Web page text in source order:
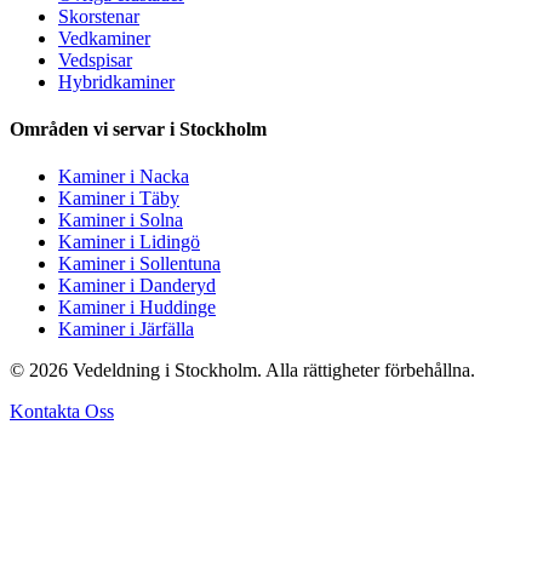
Skorstenar
Vedkaminer
Vedspisar
Hybridkaminer
Områden vi servar i Stockholm
Kaminer i Nacka
Kaminer i Täby
Kaminer i Solna
Kaminer i Lidingö
Kaminer i Sollentuna
Kaminer i Danderyd
Kaminer i Huddinge
Kaminer i Järfälla
© 2026 Vedeldning i Stockholm. Alla rättigheter förbehållna.
Kontakta Oss